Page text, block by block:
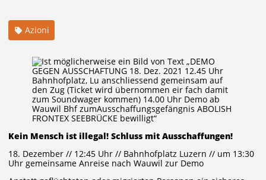
Azioni
Kein Mensch ist illegal! Schluss mit Ausschaffungen!
18. Dezember // 12:45 Uhr // Bahnhofplatz Luzern // um 13:30
Uhr gemeinsame Anreise nach Wauwil zur Demo